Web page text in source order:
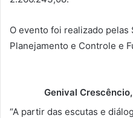
O evento foi realizado
Planejamento e Controle e
Genival
“A partir das escutas e